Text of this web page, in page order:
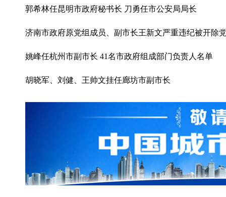
郭希林任昆明市政府秘书长 刀勇任市公安局局长
济南市政府原党组成员、副市长王新文严重违纪被开除
姚峰任杭州市副市长 41名市政府组成部门负责人名单
胡晓军、刘健、王帅文挂任廊坊市副市长